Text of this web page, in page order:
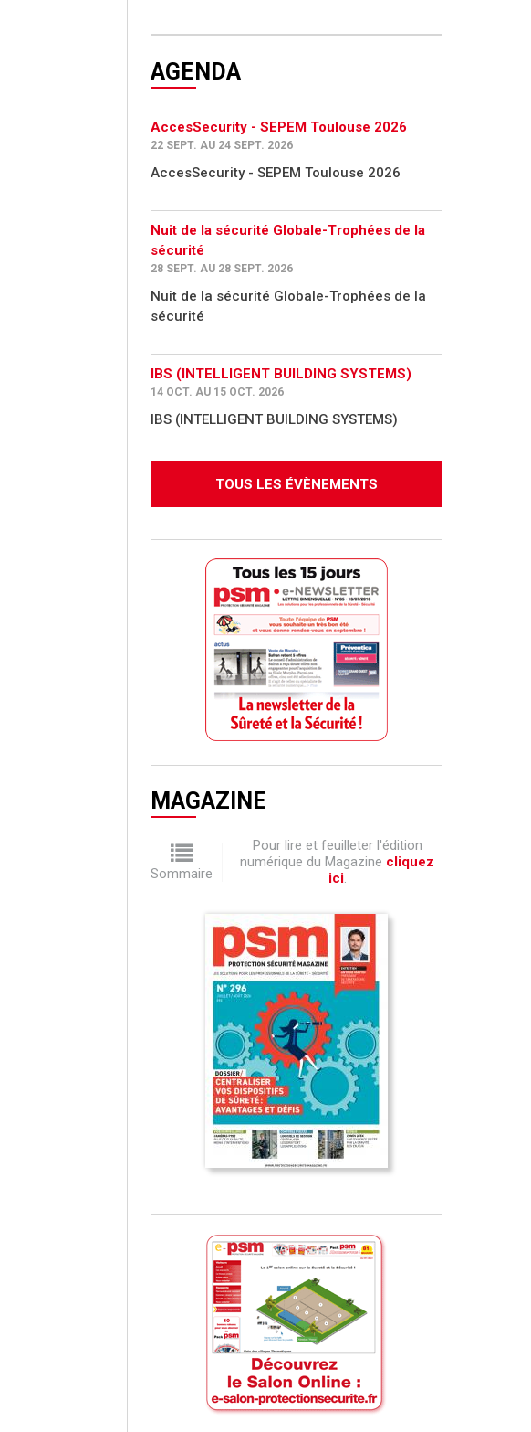
AGENDA
AccesSecurity - SEPEM Toulouse 2026
22 SEPT. AU 24 SEPT. 2026
AccesSecurity - SEPEM Toulouse 2026
Nuit de la sécurité Globale-Trophées de la
sécurité
28 SEPT. AU 28 SEPT. 2026
Nuit de la sécurité Globale-Trophées de la
sécurité
IBS (INTELLIGENT BUILDING SYSTEMS)
14 OCT. AU 15 OCT. 2026
IBS (INTELLIGENT BUILDING SYSTEMS)
TOUS LES ÉVÈNEMENTS
MAGAZINE
Sommaire
Pour lire et feuilleter l'édition
numérique du Magazine cliquez
ici.